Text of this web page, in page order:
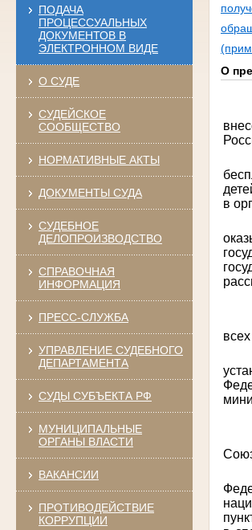
ПОДАЧА
ПРОЦЕССУАЛЬНЫХ
ДОКУМЕНТОВ В
ЭЛЕКТРОННОМ ВИДЕ
О СУДЕ
СУДЕЙСКОЕ
СООБЩЕСТВО
НОРМАТИВНЫЕ АКТЫ
ДОКУМЕНТЫ СУДА
СУДЕБНОЕ
ДЕЛОПРОИЗВОДСТВО
СПРАВОЧНАЯ
ИНФОРМАЦИЯ
ПРЕСС-СЛУЖБА
УПРАВЛЕНИЕ СУДЕБНОГО
ДЕПАРТАМЕНТА
СУДЫ СУБЪЕКТА РФ
МУНИЦИПАЛЬНЫЕ
ОРГАНЫ ВЛАСТИ
ВАКАНСИИ
ПРОТИВОДЕЙСТВИЕ
КОРРУПЦИИ
О
в